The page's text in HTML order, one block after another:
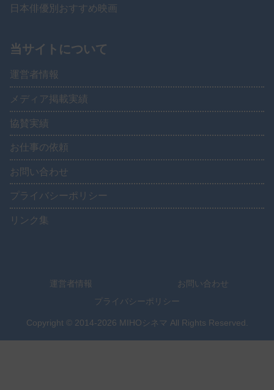
日本俳優別おすすめ映画
当サイトについて
運営者情報
メディア掲載実績
協賛実績
お仕事の依頼
お問い合わせ
プライバシーポリシー
リンク集
運営者情報
お問い合わせ
プライバシーポリシー
Copyright © 2014-2026 MIHOシネマ All Rights Reserved.